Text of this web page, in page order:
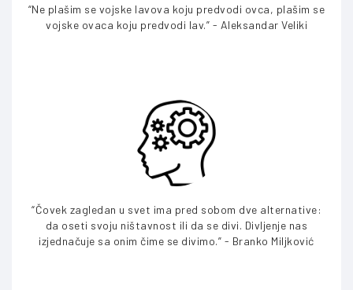
“Ne plašim se vojske lavova koju predvodi ovca, plašim se
vojske ovaca koju predvodi lav.” - Aleksandar Veliki
“Čovek zagledan u svet ima pred sobom dve alternative:
da oseti svoju ništavnost ili da se divi. Divljenje nas
izjednačuje sa onim čime se divimo.” - Branko Miljković